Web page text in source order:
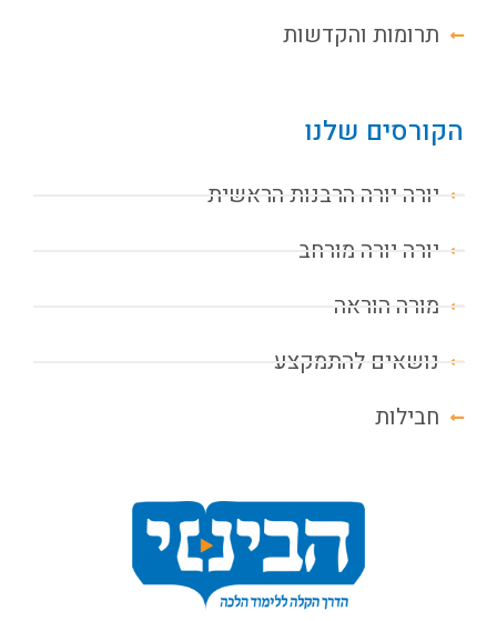
תרומות והקדשות
הקורסים שלנו
יורה יורה הרבנות הראשית
יורה יורה מורחב
מורה הוראה
נושאים להתמקצע
חבילות